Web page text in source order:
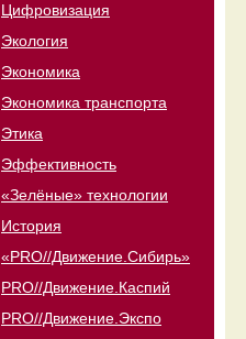
Цифровизация
Экология
Экономика
Экономика транспорта
Этика
Эффективность
«Зелёные» технологии
История
«PRO//Движение.Сибирь»
PRO//Движение.Каспий
PRO//Движение.Экспо